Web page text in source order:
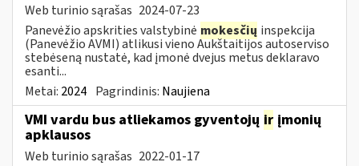
Web turinio sąrašas 2024-07-23
Panevėžio apskrities valstybinė mokesčių inspekcija
(Panevėžio AVMI) atlikusi vieno Aukštaitijos autoserviso
stebėseną nustatė, kad įmonė dvejus metus deklaravo
esanti...
Metai: 2024 Pagrindinis: Naujiena
VMI vardu bus atliekamos gyventojų ir įmonių
apklausos
Web turinio sąrašas 2022-01-17